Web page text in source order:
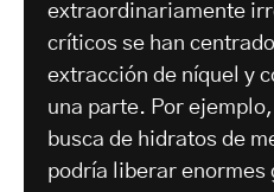
extraordinariamente
críticos se han
extracción de níquel y
una parte. Por
busca de hidratos de
podría liberar enormes